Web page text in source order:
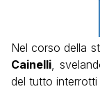
Nel corso della
Cainelli ,
del tutto interrotti